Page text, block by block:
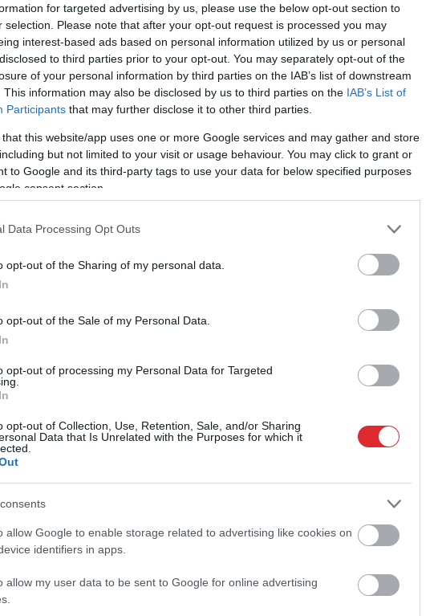
for targeted advertising by us, please use the below opt-out section to
selection. Please note that after your opt-out request is processed you may
interest-based ads based on personal information utilized by us or personal
to third parties prior to your opt-out. You may separately opt-out of the
of your personal information by third parties on the IAB’s list of downstream
This information may also be disclosed by us to third parties on the IAB’s List of
Participants that may further disclose it to other third parties.
that this website/app uses one or more Google services and may gather and store
but not limited to your visit or usage behaviour. You may click to grant or
to Google and its third-party tags to use your data for below specified purposes
consent section.
Data Processing Opt Outs
opt-out of the Sharing of my personal data.
opt-out of the Sale of my Personal Data.
opt-out of processing my Personal Data for Targeted
opt-out of Collection, Use, Retention, Sale, and/or Sharing
Data that Is Unrelated with the Purposes for which it
allow Google to enable storage related to advertising like cookies on
identifiers in apps.
allow my user data to be sent to Google for online advertising
satikt arī aktierim Andrim Keišam, kurš
ar sirsnīgiem un prieka pilniem
kopā piedalījās ar savu meitu
čempionu kausu rokā paturēt,” rakstīja